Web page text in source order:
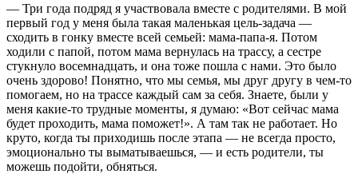
— Три года подряд я участвовала вместе с родителями. В мой
первый год у меня была такая маленькая цель-задача —
сходить в гонку вместе всей семьей: мама-папа-я. Потом
ходили с папой, потом мама вернулась на трассу, а сестре
стукнуло восемнадцать, и она тоже пошла с нами. Это было
очень здорово! Понятно, что мы семья, мы друг другу в чем-то
помогаем, но на трассе каждый сам за себя. Знаете, были у
меня какие-то трудные моменты, я думаю: «Вот сейчас мама
будет проходить, мама поможет!». А там так не работает. Но
круто, когда ты приходишь после этапа — не всегда просто,
эмоционально ты выматываешься, — и есть родители, ты
можешь подойти, обняться.